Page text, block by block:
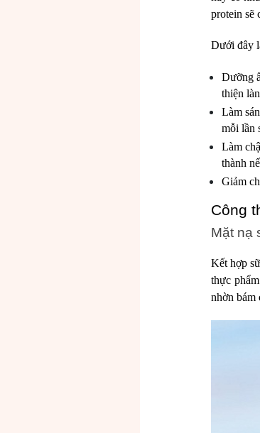
protein sẽ
Dưới đây
Dưỡng
thiện
Làm
mỗi lần
Làm
thành
Giảm
Công
Mặt nạ
Kết hợp
thực
nhờn bám